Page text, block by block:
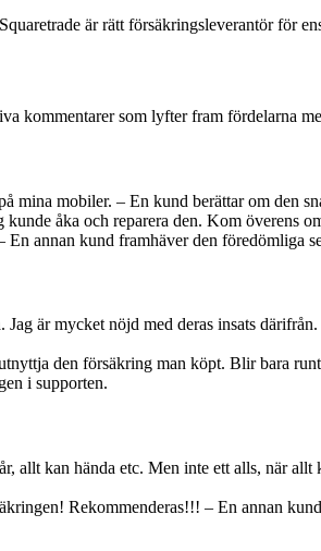
är rätt försäkringsleverantör för
kommentarer som lyfter fram fördelarna
mobiler. – En kund berättar om den
åka och reparera den. Kom överens
annan kund framhäver den föredömliga
är mycket nöjd med deras insats
den försäkring man köpt. Blir bara
i supporten.
allt kan hända etc. Men inte ett alls, när
Rekommenderas!!! – En annan